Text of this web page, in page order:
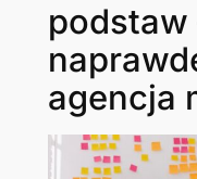
podstaw
agencja